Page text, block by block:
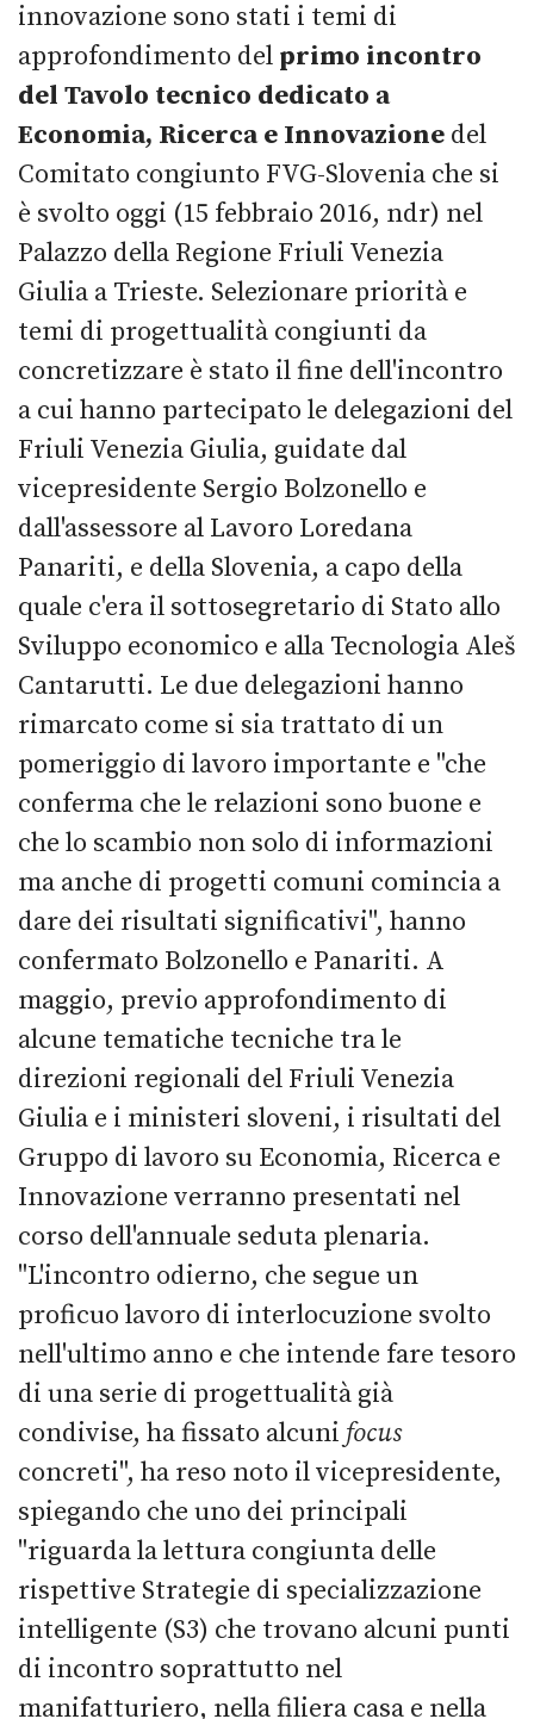
innovazione sono stati i temi di
approfondimento del primo incontro
del Tavolo tecnico dedicato a
Economia, Ricerca e Innovazione del
Comitato congiunto FVG-Slovenia che si
è svolto oggi (15 febbraio 2016, ndr) nel
Palazzo della Regione Friuli Venezia
Giulia a Trieste. Selezionare priorità e
temi di progettualità congiunti da
concretizzare è stato il fine dell'incontro
a cui hanno partecipato le delegazioni del
Friuli Venezia Giulia, guidate dal
vicepresidente Sergio Bolzonello e
dall'assessore al Lavoro Loredana
Panariti, e della Slovenia, a capo della
quale c'era il sottosegretario di Stato allo
Sviluppo economico e alla Tecnologia Aleš
Cantarutti. Le due delegazioni hanno
rimarcato come si sia trattato di un
pomeriggio di lavoro importante e "che
conferma che le relazioni sono buone e
che lo scambio non solo di informazioni
ma anche di progetti comuni comincia a
dare dei risultati significativi", hanno
confermato Bolzonello e Panariti. A
maggio, previo approfondimento di
alcune tematiche tecniche tra le
direzioni regionali del Friuli Venezia
Giulia e i ministeri sloveni, i risultati del
Gruppo di lavoro su Economia, Ricerca e
Innovazione verranno presentati nel
corso dell'annuale seduta plenaria.
"L'incontro odierno, che segue un
proficuo lavoro di interlocuzione svolto
nell'ultimo anno e che intende fare tesoro
di una serie di progettualità già
condivise, ha fissato alcuni focus
concreti", ha reso noto il vicepresidente,
spiegando che uno dei principali
"riguarda la lettura congiunta delle
rispettive Strategie di specializzazione
intelligente (S3) che trovano alcuni punti
di incontro soprattutto nel
manifatturiero, nella filiera casa e nella